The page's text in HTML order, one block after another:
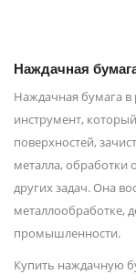
Наждачная
Наждачная бумага
инструмент,
поверхностей,
металла, обработки
других задач. Она
металлообработке,
промышленности.
Купить наждачную